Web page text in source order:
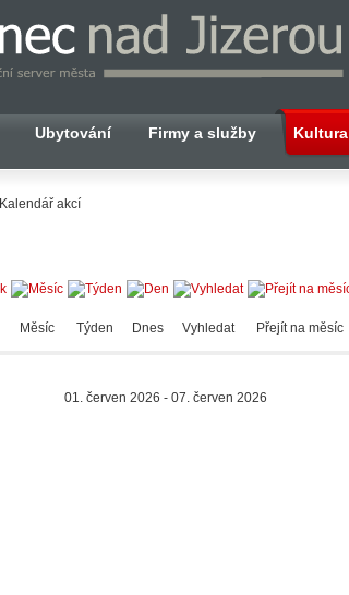
Ubytování Firmy a služby Kultura
Kalendář akcí
Měsíc Týden Dnes Vyhledat
Přejít na měsíc
01. červen 2026 - 07. červen 2026